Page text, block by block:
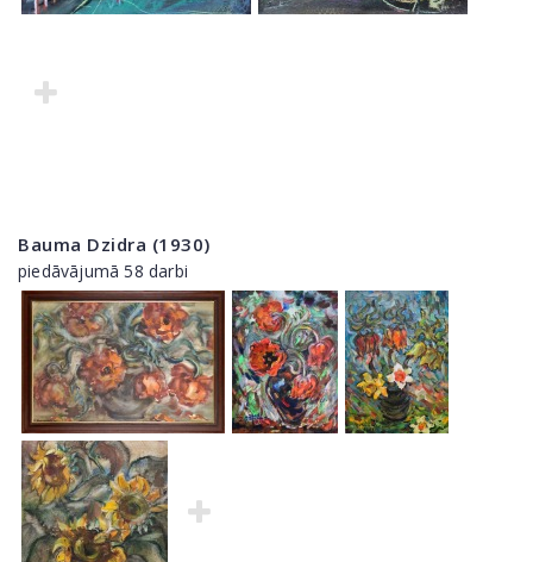
Bauma Dzidra (1930)
piedāvājumā 58 darbi